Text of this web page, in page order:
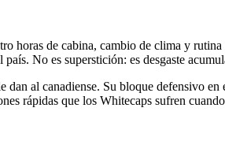
de cabina, cambio de clima y
No es superstición: es desgaste
al canadiense. Su bloque defensivo
rápidas que los Whitecaps sufren